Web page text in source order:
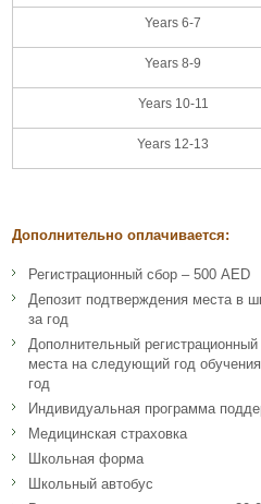
Years 6-7
Years 8-9
Years 10-11
Years 12-13
Дополнительно оплачивается:
Регистрационный сбор – 500 AED
Депозит подтверждения места в
за год
Дополнительный
места на следующий год
год
Индивидуальная программа
Медицинская страховка
Школьная форма
Школьный автобус